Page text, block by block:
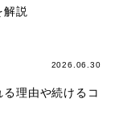
解説
2026.06.30
理由や続けるコ